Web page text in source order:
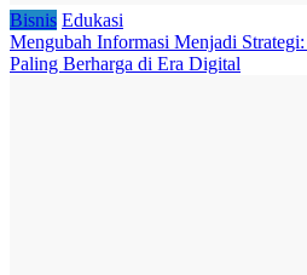
Bisnis Edukasi
Mengubah Informasi Menjadi
Paling Berharga di Era Digital